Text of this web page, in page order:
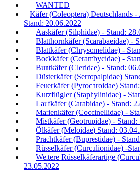
WANTED
Käfer (Coleoptera) Deutschlands
Stand: 20.06.2022
Aaskäfer (Silphidae) - Stand:
Blatthornkäfer (Scarabaeidae) -
Blattkäfer (Chrysomelidae) -
Bockkäfer (Cerambycidae) -
Buntkäfer (Cleridae) - Stand:
Düsterkäfer (Serropalpidae)
Feuerkäfer (Pyrochroidae)
Kurzflügler (Staphylinidae) -
Laufkäfer (Carabidae) - Stand:
Marienkäfer (Coccinellidae) -
Mistkäfer (Geotrupidae) - Stand:
Ölkäfer (Meloidae) Stand:
Prachtkäfer (Buprestidae) -
Rüsselkäfer (Curculionidae) -
Weitere Rüsselkäferartige
23.05.2022